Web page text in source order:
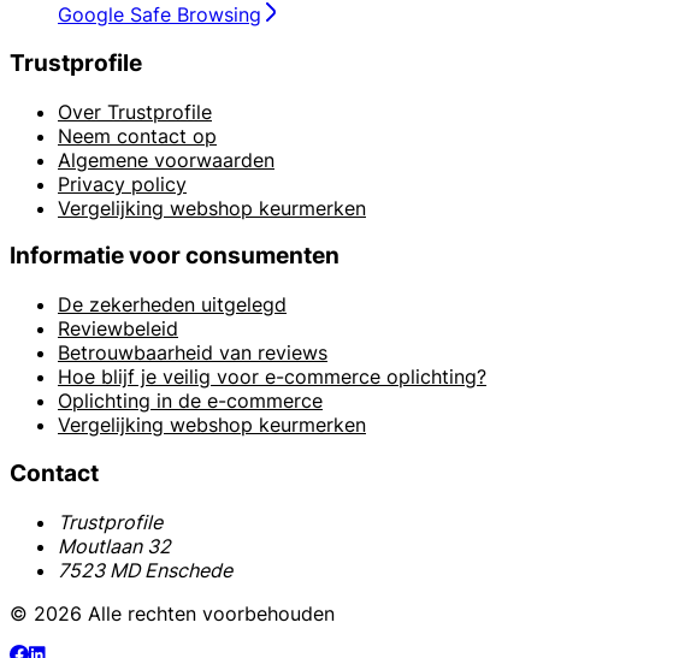
Google Safe Browsing
Trustprofile
Over Trustprofile
Neem contact op
Algemene voorwaarden
Privacy policy
Vergelijking webshop keurmerken
Informatie voor consumenten
De zekerheden uitgelegd
Reviewbeleid
Betrouwbaarheid van reviews
Hoe blijf je veilig voor e-commerce oplichting?
Oplichting in de e-commerce
Vergelijking webshop keurmerken
Contact
Trustprofile
Moutlaan 32
7523 MD Enschede
© 2026 Alle rechten voorbehouden